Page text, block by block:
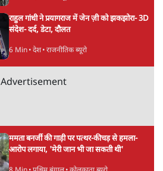
राहुल गांधी ने प्रयागराज में जेन ज़ी को झकझोरा- 3D
संदेश- दर्द, डेटा, दौलत
6 Min• देश• राजनीतिक ब्यूरो
Advertisement
ममता बनर्जी की गाड़ी पर पत्थर-कीचड़ से हमला-
आरोप लगाया, 'मेरी जान भी जा सकती थी'